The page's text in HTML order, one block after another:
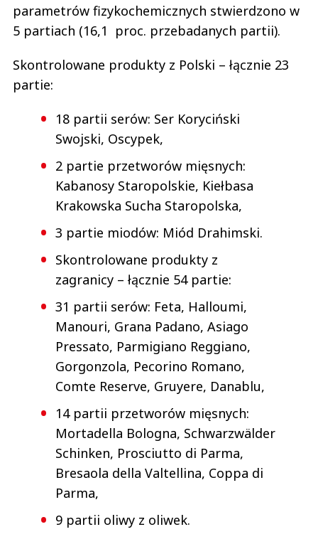
parametrów fizykochemicznych stwierdzono w
5 partiach (16,1 proc. przebadanych partii).
Skontrolowane produkty z Polski – łącznie 23
partie:
18 partii serów: Ser Koryciński
Swojski, Oscypek,
2 partie przetworów mięsnych:
Kabanosy Staropolskie, Kiełbasa
Krakowska Sucha Staropolska,
3 partie miodów: Miód Drahimski.
Skontrolowane produkty z
zagranicy – łącznie 54 partie:
31 partii serów: Feta, Halloumi,
Manouri, Grana Padano, Asiago
Pressato, Parmigiano Reggiano,
Gorgonzola, Pecorino Romano,
Comte Reserve, Gruyere, Danablu,
14 partii przetworów mięsnych:
Mortadella Bologna, Schwarzwälder
Schinken, Prosciutto di Parma,
Bresaola della Valtellina, Coppa di
Parma,
9 partii oliwy z oliwek.